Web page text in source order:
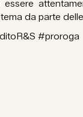
da parte
#proroga